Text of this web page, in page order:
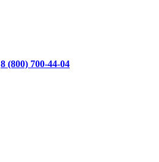
8 (800) 700-44-04